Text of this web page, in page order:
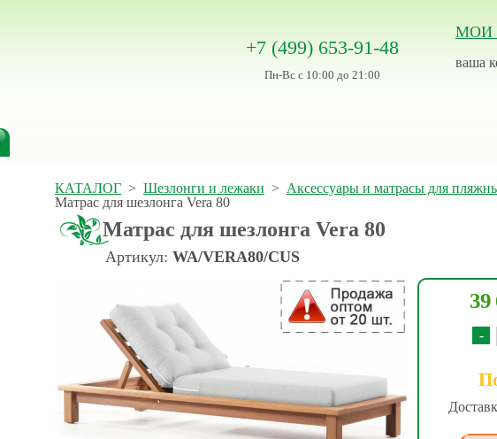
МОИ
ваша
+7 (499) 653-91-48
Пн-Вс с 10:00 до 21:00
КАТАЛОГ > Шезлонги и лежаки > Аксессуары и матрасы для
Матрас для шезлонга Vera 80
Матрас для шезлонга Vera 80
Артикул: WA/VERA80/CUS
39
-